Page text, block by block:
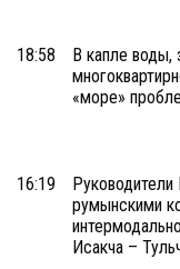
18:58
В капле воды,
«море»
16:19
Руководители
румынскими
Исакча –